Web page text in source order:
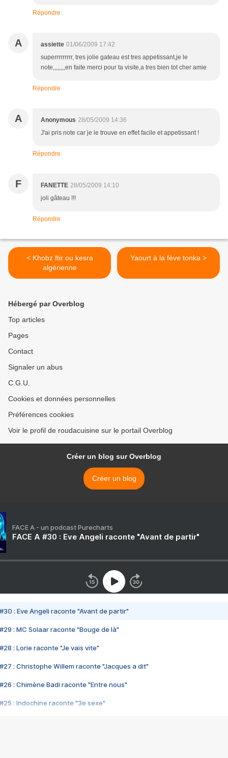
Répondre
A assiette 01/06/2009 17:42
superrrrrrrrr, tres jolie gateau est tres appetissant,je le
note,,,,,,,,en faite merci pour ta visite,a tres bien tot cher amie
Répondre
A Anonymous 28/05/2009 14:36
J'ai pris note car je le trouve en effet facile et appetissant !
Répondre
F FANETTE 28/05/2009 14:10
joli gâteau !!!
Répondre
< Khobz ftir ou kesra
algérienne
Yaourt à la fève tonka >
Hébergé par Overblog
Top articles
Pages
Contact
Signaler un abus
C.G.U.
Cookies et données personnelles
Préférences cookies
Voir le profil de roudacuisine sur le portail Overblog
Créer un blog sur Overblog
Créer un blog
FACE A - un podcast Purecharts
FACE A #30 : Eve Angeli raconte "Avant de partir"
#30 : Eve Angeli raconte "Avant de partir"
#29 : MC Solaar raconte "Bouge de là"
#28 : Lorie raconte "Je vais vite"
#27 : Christophe Willem raconte "Jacques a dit"
#26 : Chimène Badi raconte "Entre nous"
#25 : Indochine raconte "3e sexe"